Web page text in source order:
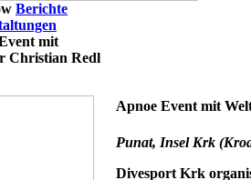
Berichte
mit
Christian Redl
Apnoe Event mit
Punat, Insel Krk
Divesport Krk